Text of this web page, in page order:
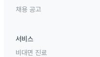
채용 공고
서비스
비대면 진료